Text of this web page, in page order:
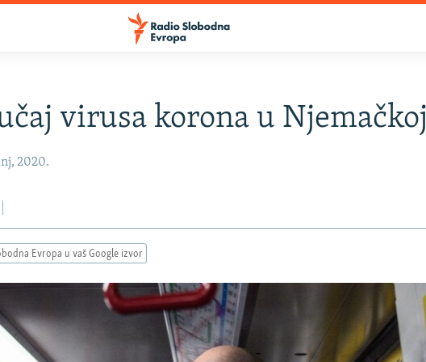
virusa korona u Njemačkoj
2020.
Evropa u vaš Google izvor